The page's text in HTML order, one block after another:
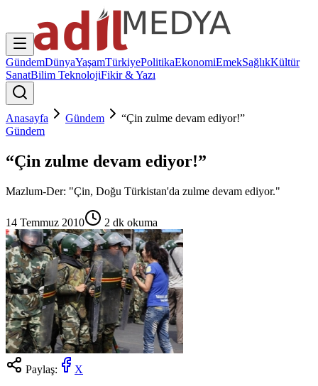
GündemDünyaYaşamTürkiyePolitikaEkonomiEmekSağlıkKültür
SanatBilim TeknolojiFikir & Yazı
Anasayfa Gündem
“Çin zulme devam ediyor!”
Gündem
“Çin zulme devam ediyor!”
Mazlum-Der: "Çin, Doğu Türkistan'da zulme devam ediyor."
14 Temmuz 2010 2 dk okuma
Paylaş:
X